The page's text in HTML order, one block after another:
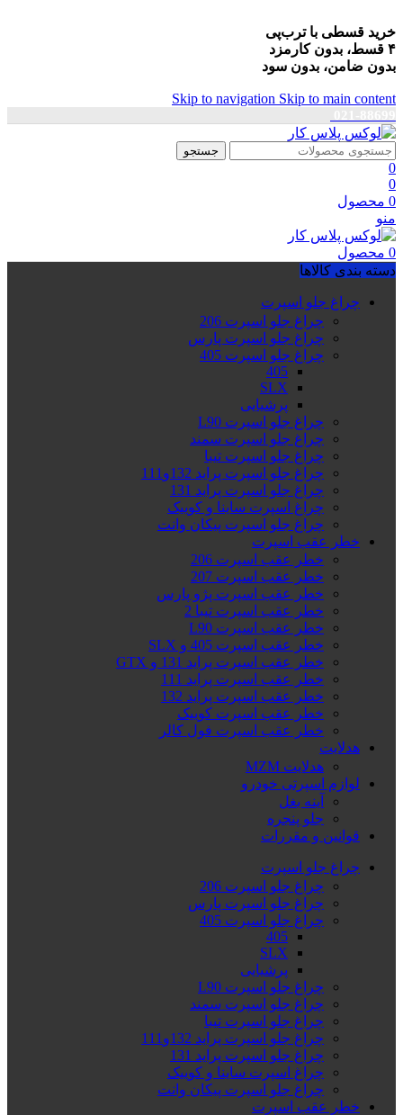
خرید قسطی با ترب‌پی
۴ قسط، بدون کارمزد
بدون ضامن، بدون سود
Skip to navigation Skip to main content
جستجو
0
0
0 محصول
منو
0 محصول
دسته بندی کالاها
چراغ جلو اسپرت
چراغ جلو اسپرت 206
چراغ جلو اسپرت پارس
چراغ جلو اسپرت 405
405
SLX
پرشیایی
چراغ جلو اسپرت L90
چراغ جلو اسپرت سمند
چراغ جلو اسپرت تیبا
چراغ جلو اسپرت پراید 132و111
چراغ جلو اسپرت پراید 131
چراغ اسپرت ساینا و کوییک
چراغ جلو اسپرت پیکان وانت
خطر عقب اسپرت
خطر عقب اسپرت 206
خطر عقب اسپرت 207
خطر عقب اسپرت پژو پارس
خطر عقب اسپرت تیبا 2
خطر عقب اسپرت L90
خطر عقب اسپرت 405 و SLX
خطر عقب اسپرت پراید 131 و GTX
خطر عقب اسپرت پراید 111
خطر عقب اسپرت پراید 132
خطر عقب اسپرت کوییک
خطر عقب اسپرت فول کالر
هدلایت
هدلایت MZM
لوازم اسپرتی خودرو
آینه بغل
جلو پنجره
قوانین و مقررات
چراغ جلو اسپرت
چراغ جلو اسپرت 206
چراغ جلو اسپرت پارس
چراغ جلو اسپرت 405
405
SLX
پرشیایی
چراغ جلو اسپرت L90
چراغ جلو اسپرت سمند
چراغ جلو اسپرت تیبا
چراغ جلو اسپرت پراید 132و111
چراغ جلو اسپرت پراید 131
چراغ اسپرت ساینا و کوییک
چراغ جلو اسپرت پیکان وانت
خطر عقب اسپرت